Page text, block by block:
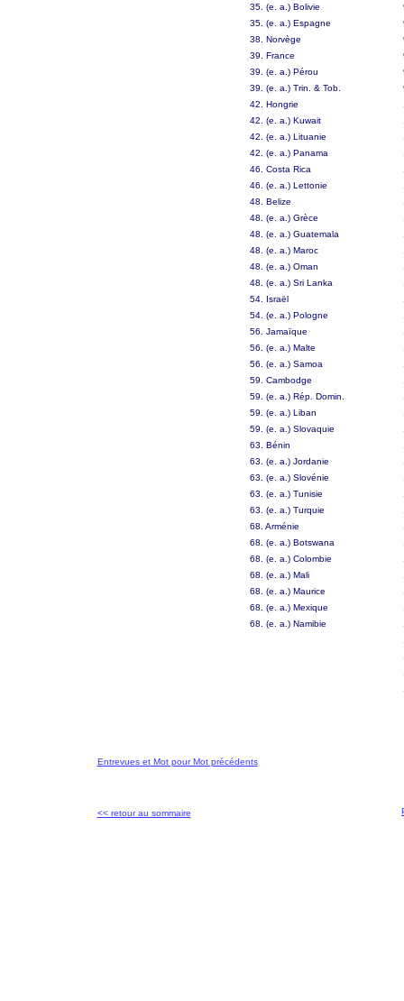
35. (e. a.) Bolivie
35. (e. a.) Espagne
38. Norvège
39. France
39. (e. a.) Pérou
39. (e. a.) Trin. & Tob.
42. Hongrie
42. (e. a.) Kuwait
42. (e. a.) Lituanie
42. (e. a.) Panama
46. Costa Rica
46. (e. a.) Lettonie
48. Belize
48. (e. a.) Grèce
48. (e. a.) Guatemala
48. (e. a.) Maroc
48. (e. a.) Oman
48. (e. a.) Sri Lanka
54. Israël
54. (e. a.) Pologne
56. Jamaïque
56. (e. a.) Malte
56. (e. a.) Samoa
59. Cambodge
59. (e. a.) Rép. Domin.
59. (e. a.) Liban
59. (e. a.) Slovaquie
63. Bénin
63. (e. a.) Jordanie
63. (e. a.) Slovénie
63. (e. a.) Tunisie
63. (e. a.) Turquie
68. Arménie
68. (e. a.) Botswana
68. (e. a.) Colombie
68. (e. a.) Mali
68. (e. a.) Maurice
68. (e. a.) Mexique
68. (e. a.) Namibie
Entrevues et Mot pour Mot précédents
<< retour au sommaire